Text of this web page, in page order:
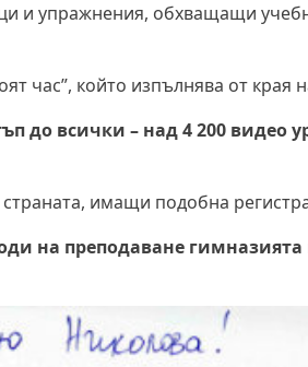
и упражнения, обхващащи
час”, който изпълнява от края
до всички – над 4 200 видео
имащи подобна
на преподаване